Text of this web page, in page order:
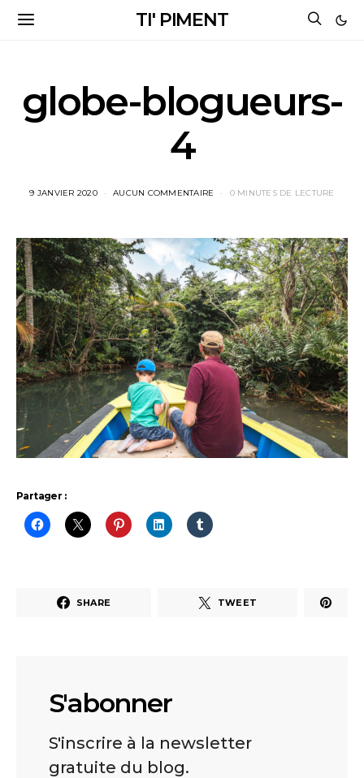
TI' PIMENT
globe-blogueurs-
4
9 JANVIER 2020 AUCUN COMMENTAIRE 0 MINUTES DE LECTURE
Partager :
SHARE TWEET
S'abonner
S'inscrire à la newsletter
gratuite du blog.